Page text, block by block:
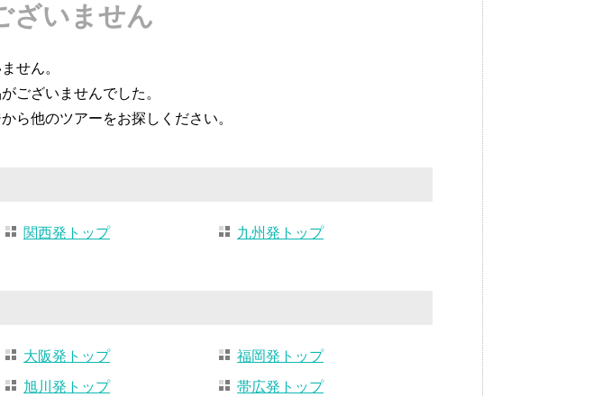
ざいません
せん。
ございませんでした。
ら他のツアーをお探しください。
関西発トップ 九州発トップ
大阪発トップ
福岡発トップ
旭川発トップ
帯広発トップ